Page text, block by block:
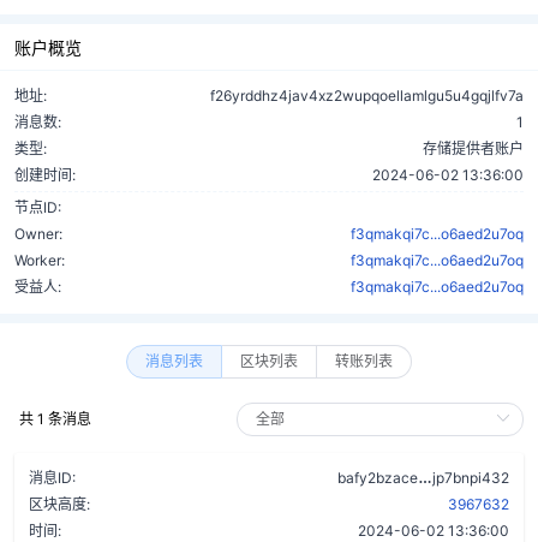
账户概览
地址:
f26yrddhz4jav4xz2wupqoellamlgu5u4gqjlfv7a
消息数:
1
类型:
存储提供者账户
创建时间:
2024-06-02 13:36:00
节点ID:
Owner:
f3qmakqi7c...o6aed2u7oq
Worker:
f3qmakqi7c...o6aed2u7oq
受益人:
f3qmakqi7c...o6aed2u7oq
消息列表 区块列表 转账列表
共 1 条消息
消息ID: bafy2bzace
jp7bnpi432
区块高度:
3967632
时间:
2024-06-02 13:36:00